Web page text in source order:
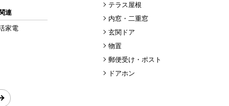
連
家電
テラス屋根
内窓・二重窓
玄関ドア
物置
郵便受け・ポスト
ドアホン